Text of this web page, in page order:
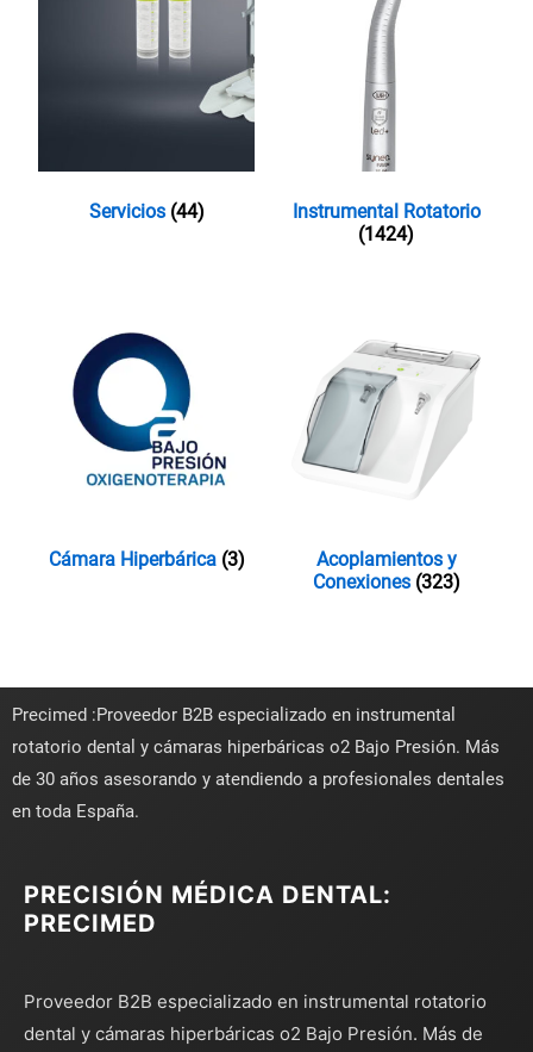
Servicios (44)
Instrumental Rotatorio
(1424)
Cámara Hiperbárica (3)
Acoplamientos y
Conexiones (323)
Precimed :Proveedor B2B especializado en instrumental
rotatorio dental y cámaras hiperbáricas o2 Bajo Presión. Más
de 30 años asesorando y atendiendo a profesionales dentales
en toda España.
PRECISIÓN MÉDICA DENTAL:
PRECIMED
Proveedor B2B especializado en instrumental rotatorio
dental y cámaras hiperbáricas o2 Bajo Presión. Más de